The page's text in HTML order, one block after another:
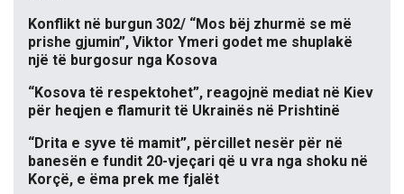
Konflikt në burgun 302/ “Mos bëj zhurmë se më
prishe gjumin”, Viktor Ymeri godet me shuplakë
një të burgosur nga Kosova
“Kosova të respektohet”, reagojnë mediat në Kiev
për heqjen e flamurit të Ukrainës në Prishtinë
“Drita e syve të mamit”, përcillet nesër për në
banesën e fundit 20-vjeçari që u vra nga shoku në
Korçë, e ëma prek me fjalët